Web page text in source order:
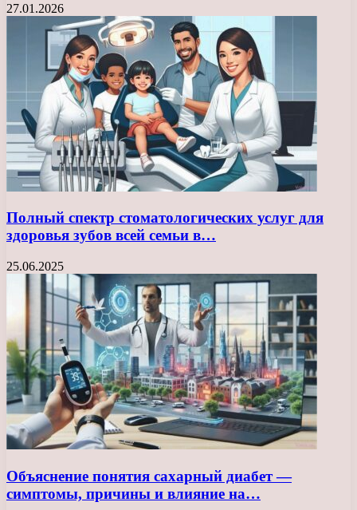
27.01.2026
Полный спектр стоматологических услуг для
здоровья зубов всей семьи в…
25.06.2025
Объяснение понятия сахарный диабет —
симптомы, причины и влияние на…